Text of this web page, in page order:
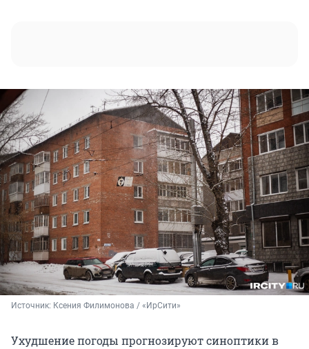
Источник: Ксения Филимонова / «ИрСити»
Ухудшение погоды прогнозируют синоптики в